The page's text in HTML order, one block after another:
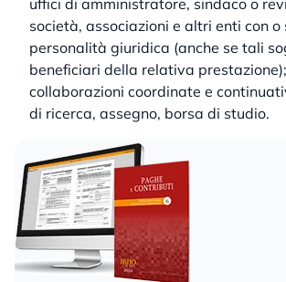
uffici di amministratore, sindaco o
società, associazioni e altri enti con o
personalità giuridica (anche se tali
beneficiari della relativa
collaborazioni coordinate e
di ricerca, assegno, borsa di studio.